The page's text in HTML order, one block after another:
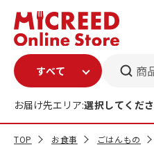
商
お届け先エリア:選択してくだ
TOP お食事 ごはんもの